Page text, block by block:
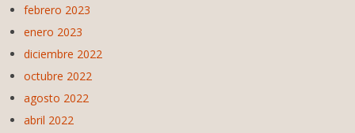
febrero 2023
enero 2023
diciembre 2022
octubre 2022
agosto 2022
abril 2022